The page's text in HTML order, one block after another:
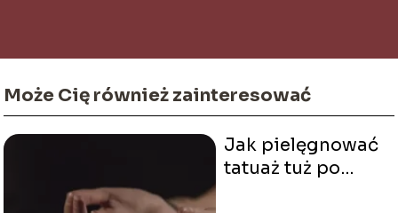
Może Cię również zainteresować
Jak pielęgnować
tatuaż tuż po